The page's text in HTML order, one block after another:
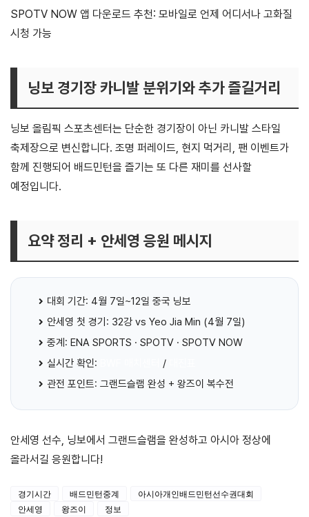
SPOTV NOW 앱 다운로드 추천: 모바일로 언제 어디서나 고화질
시청 가능
닝보 경기장 카니발 분위기와 추가 즐길거리
닝보 올림픽 스포츠센터는 단순한 경기장이 아닌 카니발 스타일
축제장으로 변신합니다. 조명 퍼레이드, 현지 먹거리, 팬 이벤트가
함께 진행되어 배드민턴을 즐기는 또 다른 재미를 선사할
예정입니다.
요약 정리 + 안세영 응원 메시지
대회 기간: 4월 7일~12일 중국 닝보
안세영 첫 경기: 32강 vs Yeo Jia Min (4월 7일)
중계: ENA SPORTS · SPOTV · SPOTV NOW
실시간 확인:
/
관전 포인트: 그랜드슬램 완성 + 왕즈이 복수전
안세영 선수, 닝보에서 그랜드슬램을 완성하고 아시아 정상에
올라서길 응원합니다!
경기시간 배드민턴중계
아시아개인배드민턴선수권대회
안세영
왕즈이 정보